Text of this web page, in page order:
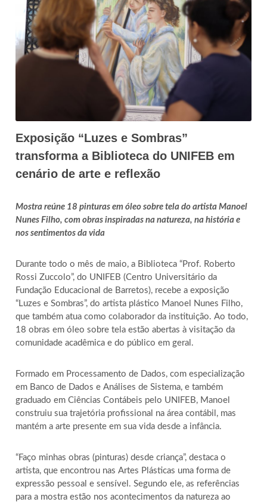
Exposição “Luzes e Sombras”
transforma a Biblioteca do UNIFEB em
cenário de arte e reflexão
Mostra reúne 18 pinturas em óleo sobre tela do artista Manoel
Nunes Filho, com obras inspiradas na natureza, na história e
nos sentimentos da vida
Durante todo o mês de maio, a Biblioteca “Prof. Roberto
Rossi Zuccolo”, do UNIFEB (Centro Universitário da
Fundação Educacional de Barretos), recebe a exposição
“Luzes e Sombras”, do artista plástico Manoel Nunes Filho,
que também atua como colaborador da instituição. Ao todo,
18 obras em óleo sobre tela estão abertas à visitação da
comunidade acadêmica e do público em geral.
Formado em Processamento de Dados, com especialização
em Banco de Dados e Análises de Sistema, e também
graduado em Ciências Contábeis pelo UNIFEB, Manoel
construiu sua trajetória profissional na área contábil, mas
mantém a arte presente em sua vida desde a infância.
“Faço minhas obras (pinturas) desde criança”, destaca o
artista, que encontrou nas Artes Plásticas uma forma de
expressão pessoal e sensível. Segundo ele, as referências
para a mostra estão nos acontecimentos da natureza ao